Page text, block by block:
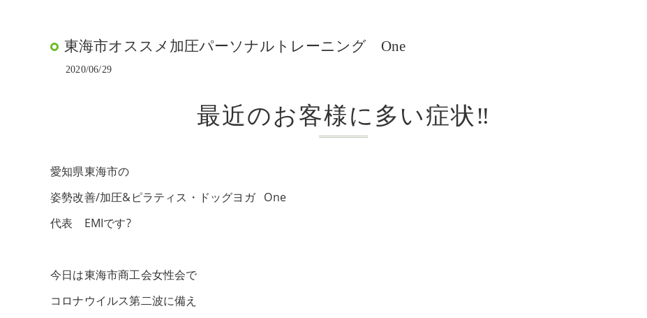
東海市オススメ加圧パーソナルトレーニング One
2020/06/29
最近のお客様に多い症状‼️
愛知県東海市の
姿勢改善/加圧&ピラティス・ドッグヨガ One
代表 EMIです?
今日は東海市商工会女性会で
コロナウイルス第二波に備え